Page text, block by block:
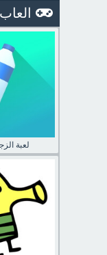
لعبة